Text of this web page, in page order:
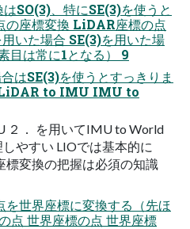
SO(3)、特にSE(3)を使うと
の座標変換 LiDAR座標の点
いた場合 SE(3)を用いた場
目は常に1となる） 9
はSE(3)を使うとすっきりま
LiDAR to IMU IMU to
２． を用いてIMU to World
やすい LIOでは基本的に
標変換の把握は必須の知識
世界座標に変換する（先ほ
点 世界座標の点 世界座標